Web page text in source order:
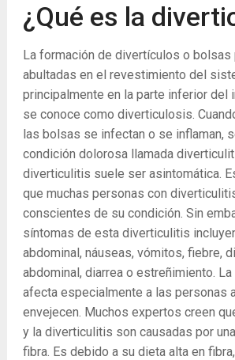
¿Qué es la
La formación de divertículos o bolsas
abultadas en el revestimiento del
principalmente en la parte inferior del
se conoce como diverticulosis.
las bolsas se infectan o se inflaman,
condición dolorosa llamada
diverticulitis suele ser asintomática.
que muchas personas con
conscientes de su condición. Sin
síntomas de esta diverticulitis
abdominal, náuseas, vómitos, fiebre,
abdominal, diarrea o estreñimiento.
afecta especialmente a las personas
envejecen. Muchos expertos creen
y la diverticulitis son causadas por
fibra. Es debido a su dieta alta en